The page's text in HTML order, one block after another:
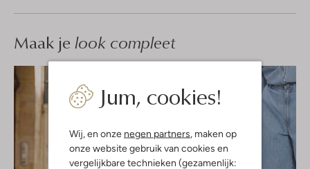
Jum, cookies!
Wij, en onze negen partners, maken op
onze website gebruik van cookies en
vergelijkbare technieken (gezamenlijk:
Maak je look compleet